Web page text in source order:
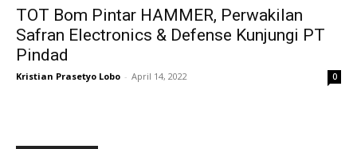
TOT Bom Pintar HAMMER, Perwakilan
Safran Electronics & Defense Kunjungi PT
Pindad
Kristian Prasetyo Lobo - April 14, 2022 0